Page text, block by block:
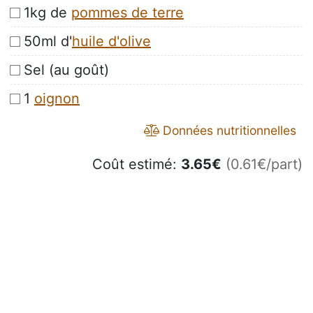
1kg de pommes de terre
50ml d'huile d'olive
Sel (au goût)
1 oignon
Données nutritionnelles
Coût estimé: 3.65€ (0.61€/part)